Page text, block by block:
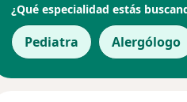
¿Qué especialidad estás
Pediatra Alergólogo